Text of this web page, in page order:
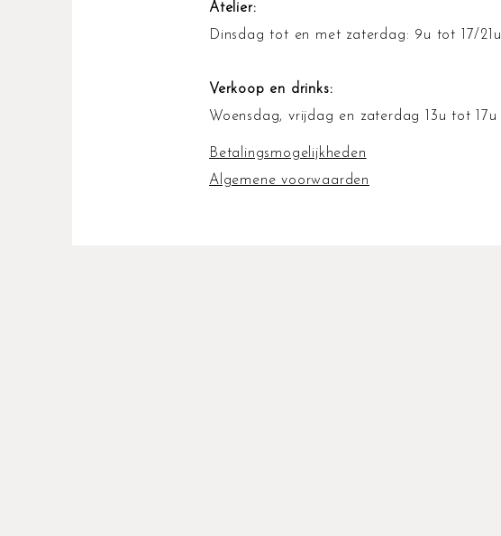
Atelier:
Dinsdag tot en met zaterdag: 9u tot 17/21u
Verkoop en drinks:
Woensdag, vrijdag en zaterdag 13u tot 17u
Betalingsmogelijkheden
Algemene voorwaarden